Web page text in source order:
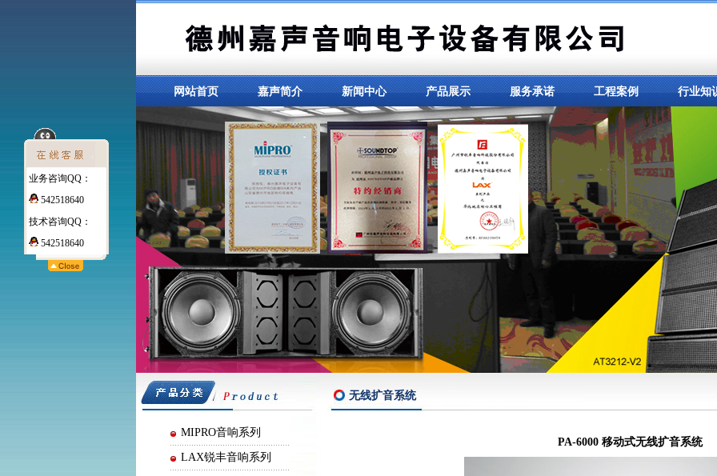
网站首页 嘉声简介 新闻中心 产品展示 服务承诺 工程案例 行业知
嘉声音响
MIPRO音响系列
LAX锐丰音响系列
无线扩音系统
PA-6000 移动式无线扩音系统
业务咨询QQ：
542518640
技术咨询QQ：
542518640